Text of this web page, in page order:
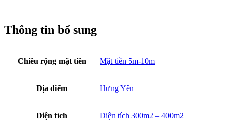
Thông tin bổ sung
Chiều rộng mặt tiền Mặt tiền 5m-10m
Địa điểm Hưng Yên
Diện tích Diện tích 300m2 – 400m2